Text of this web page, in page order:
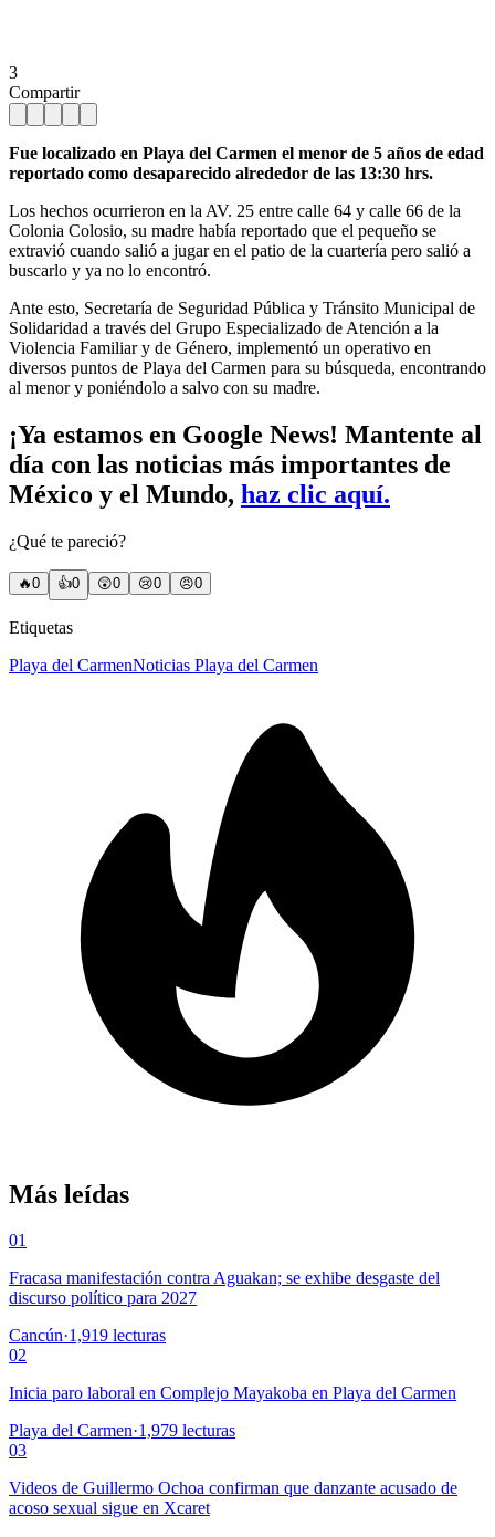
3
Compartir
Fue localizado en Playa del Carmen el menor de 5 años de edad
reportado como desaparecido alrededor de las 13:30 hrs.
Los hechos ocurrieron en la AV. 25 entre calle 64 y calle 66 de la
Colonia Colosio, su madre había reportado que el pequeño se
extravió cuando salió a jugar en el patio de la cuartería pero salió a
buscarlo y ya no lo encontró.
Ante esto, Secretaría de Seguridad Pública y Tránsito Municipal de
Solidaridad a través del Grupo Especializado de Atención a la
Violencia Familiar y de Género, implementó un operativo en
diversos puntos de Playa del Carmen para su búsqueda, encontrando
al menor y poniéndolo a salvo con su madre.
¡Ya estamos en Google News! Mantente al
día con las noticias más importantes de
México y el Mundo, haz clic aquí.
¿Qué te pareció?
🔥0 👍0 😲0 😢0 😠0
Etiquetas
Playa del CarmenNoticias Playa del Carmen
Más leídas
01
Fracasa manifestación contra Aguakan; se exhibe desgaste del
discurso político para 2027
Cancún·1,919 lecturas
02
Inicia paro laboral en Complejo Mayakoba en Playa del Carmen
Playa del Carmen·1,979 lecturas
03
Videos de Guillermo Ochoa confirman que danzante acusado de
acoso sexual sigue en Xcaret